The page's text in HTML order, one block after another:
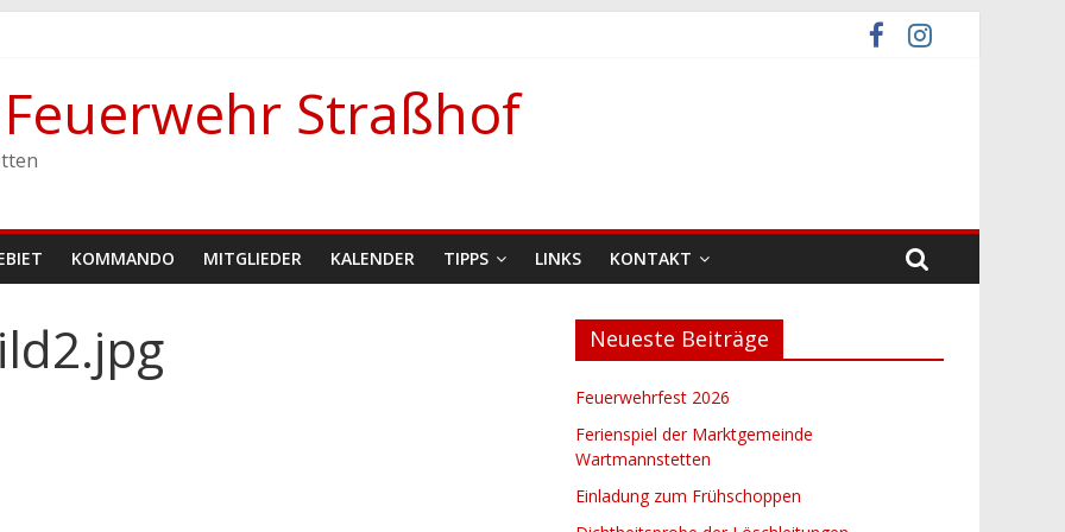
Straßhof
KOMMANDO MITGLIEDER KALENDER TIPPS LINKS KONTAKT
Neueste Beiträge
Feuerwehrfest 2026
Ferienspiel der Marktgemeinde
Wartmannstetten
Einladung zum Frühschoppen